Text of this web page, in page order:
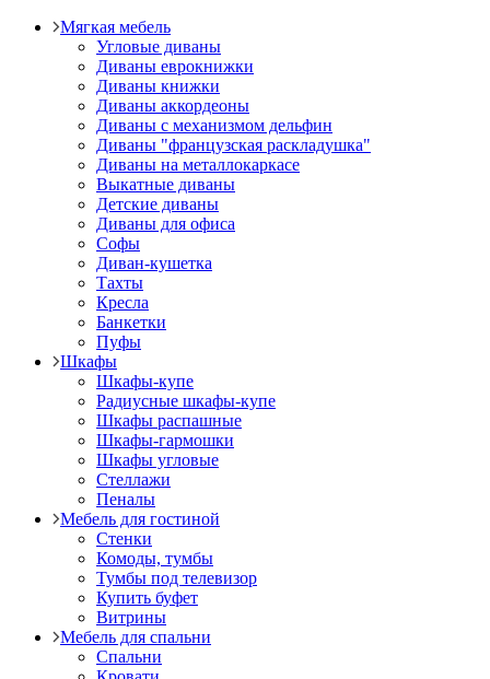
Мягкая мебель
Угловые диваны
Диваны еврокнижки
Диваны книжки
Диваны аккордеоны
Диваны с механизмом дельфин
Диваны "французская раскладушка"
Диваны на металлокаркасе
Выкатные диваны
Детские диваны
Диваны для офиса
Софы
Диван-кушетка
Тахты
Кресла
Банкетки
Пуфы
Шкафы
Шкафы-купе
Радиусные шкафы-купе
Шкафы распашные
Шкафы-гармошки
Шкафы угловые
Стеллажи
Пеналы
Мебель для гостиной
Стенки
Комоды, тумбы
Тумбы под телевизор
Купить буфет
Витрины
Мебель для спальни
Спальни